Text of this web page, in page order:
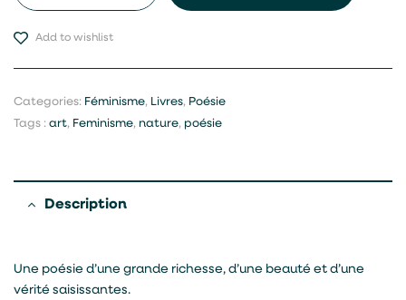
Add to wishlist
Categories: Féminisme, Livres, Poésie
Tags : art, Feminisme, nature, poésie
Description
Une poésie d’une grande richesse, d’une beauté et d’une
vérité saisissantes.